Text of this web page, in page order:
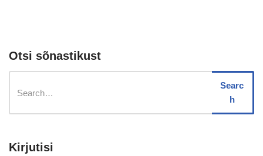
Otsi sõnastikust
Searc
h
Kirjutisi